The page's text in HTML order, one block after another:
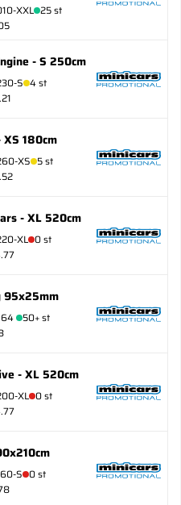
XXL 25 st
- S 250cm
S 4 st
XS 180cm
XS 5 st
- XL 520cm
XL 0 st
95x25mm
50+ st
- XL 520cm
XL 0 st
S 0 st